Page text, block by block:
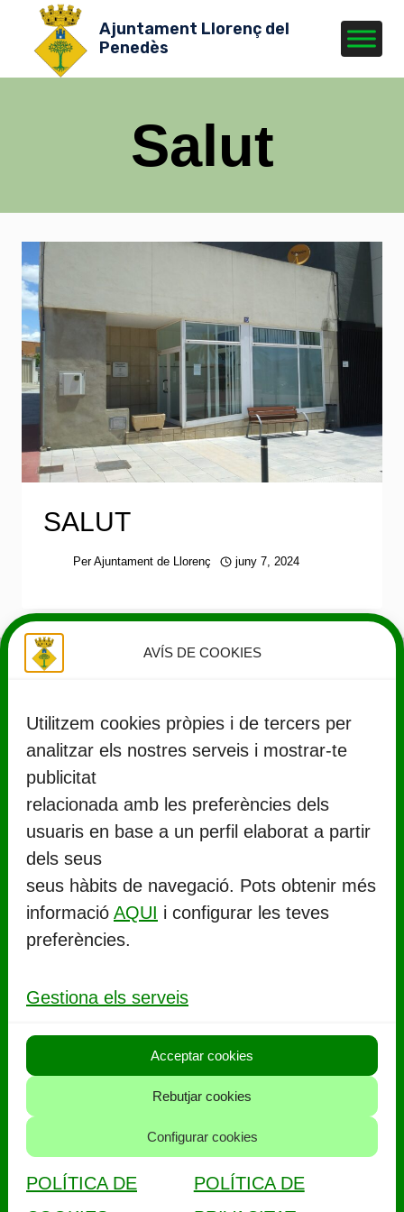
AVÍS DE COOKIES
Utilitzem cookies pròpies i de tercers per
analitzar els nostres serveis i mostrar-te
publicitat
relacionada amb les preferències dels
usuaris en base a un perfil elaborat a partir
dels seus
seus hàbits de navegació. Pots obtenir més
informació AQUI i configurar les teves
preferències.
Gestiona els serveis
Acceptar cookies
Rebutjar cookies
Configurar cookies
POLÍTICA DE
POLÍTICA DE
contingut
Ajuntament Llorenç del
Penedès
Salut
SALUT
Per Ajuntament de Llorenç juny 7, 2024
Ajuntament de Llorenç del Penedès
Rambla Marinada, 27 (
977 67 71 06